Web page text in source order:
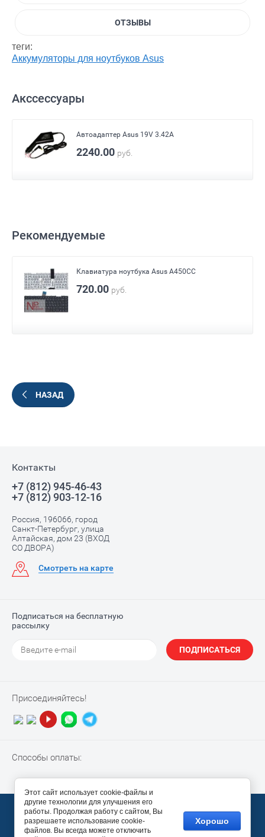
ОТЗЫВЫ
теги:
Аккумуляторы для ноутбуков Asus
Акссессуары
Автоадаптер Asus 19V 3.42A
2240.00 руб.
Рекомендуемые
Клавиатура ноутбука Asus A450CC
720.00 руб.
НАЗАД
Контакты
+7 (812) 945-46-43
+7 (812) 903-12-16
Россия, 196066, город
Санкт-Петербург, улица
Алтайская, дом 23 (ВХОД
СО ДВОРА)
Смотреть на карте
Подписаться на бесплатную
рассылку
ПОДПИСАТЬСЯ
Присоединяйтесь!
Способы оплаты:
© 2010-2026 “NotebookPiter”
Megagroup.ru
Этот сайт использует cookie-файлы и
другие технологии для улучшения его
работы. Продолжая работу с сайтом, Вы
разрешаете использование cookie-
файлов. Вы всегда можете отключить
Хорошо